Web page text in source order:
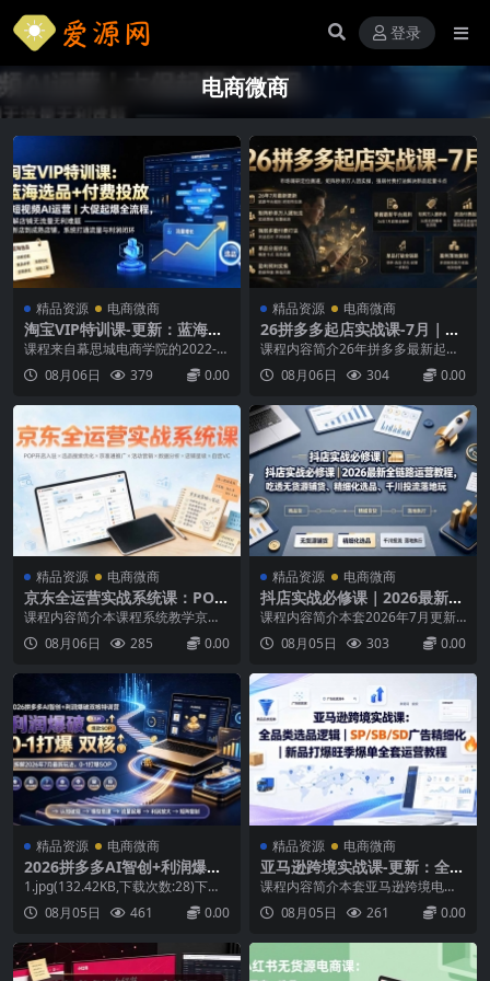
登录
电商微商
精品资源 电商微商
淘宝VIP特训课-更新：蓝海选
品+付费投放｜短视频AI运营
｜大促起爆全流程，破解店铺
无流量无利润难题
课程来自幕思城电商学院的2022-2
026淘宝培训VIP课程。帮你彻底改
善运营产品没利润的处境，传授各
店铺的实战教程，提升转化干货知
识，用最短的时间、最高效的方
式，吸收爆款打造的核...
08月06日 379 0.00
精品资源 电商微商
26拼多多起店实战课-7月｜市
场调研定位赛道，矩阵秒杀万
人团实操，强弱付费打法解决
新品起量卡点
课程内容简介26年拼多多最新起店
流程课程更新至7月，从市场调研、
赛道定位入手，拆解矩阵秒杀、无
详解强/微/裸价多套付费投放方案，
配套26新版活动、单品分层优化、
链接盈利预判实操，针对性解决新
品起量卡点，全部为适...
08月06日 304 0.00
精品资源 电商微商
京东全运营实战系统课：POP
开店入驻×选品搜索优化×京准
通推广×活动营销×数据分析×
店铺星级×自营VC
课程内容简介本课程系统教学京东P
OP+自营双赛道全运营体系，覆盖
开店入驻、选品搜索优化、京准通
星级及自营VC操作、入仓厂直配
置、爆款打造全链路。POP板块涵
盖开店入驻规范、新店冷启动基础
搭建、精准选品方法、搜索...
08月06日 285 0.00
精品资源 电商微商
抖店实战必修课｜2026最新全
链路运营教程，吃透无货源铺
货、精细化选品、落地玩法
课程内容简介本套2026年7月更新
的兵哥电商抖音小店课程，覆盖抖
店从0到1全链路运营。主打多平台
流、短视频带货四大核心，配套工
具实操、类目分析、违规申诉、货
源对接，搭配大量学员真实爆单案
例，适配新手入门与进阶玩...
08月05日 303 0.00
精品资源 电商微商
2026拼多多AI智创+利润爆破
双核特训营-更新：拆解2026
年7月最新玩法，0-1打爆SOP
1.jpg(132.42KB,下载次数:28)下载
附件2026-7-2711:34上传课程介
绍：课程来自云衫老师的拼多多“AI
系统拆解2026年7月最新玩法。收
获底层逻辑、活动矩阵、付费优
08月05日 461 0.00
精品资源 电商微商
亚马逊跨境实战课-更新：全品
类选品逻辑｜SP/SB/SD广告
精细化｜新品打爆旺季爆单全
套运营教程
课程内容简介本套亚马逊跨境电商
实战课覆盖全链路精品运营体系，
从商机探测器选品、市场产品分
异化打法。完整拆解SP/SB/SD全类
08月05日 261 0.00